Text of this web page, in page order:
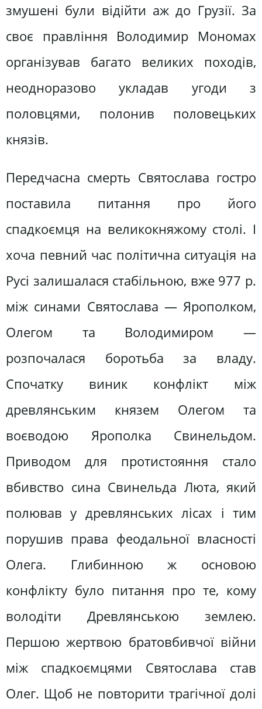
змушені були відійти аж до Грузії. За
своє правління Володимир Мономах
організував багато великих походів,
неодноразово укладав угоди з
половцями, полонив половецьких
князів.
Передчасна смерть Святослава гостро
поставила питання про його
спадкоємця на великокняжому столі. І
хоча певний час політична ситуація на
Русі залишалася стабільною, вже 977 р.
між синами Святослава — Ярополком,
Олегом та Володимиром —
розпочалася боротьба за владу.
Спочатку виник конфлікт між
древлянським князем Олегом та
воєводою Ярополка Свинельдом.
Приводом для протистояння стало
вбивство сина Свинельда Люта, який
полював у древлянських лісах і тим
порушив права феодальної власності
Олега. Глибинною ж основою
конфлікту було питання про те, кому
володіти Древлянською землею.
Першою жертвою братовбивчої війни
між спадкоємцями Святослава став
Олег. Щоб не повторити трагічної долі